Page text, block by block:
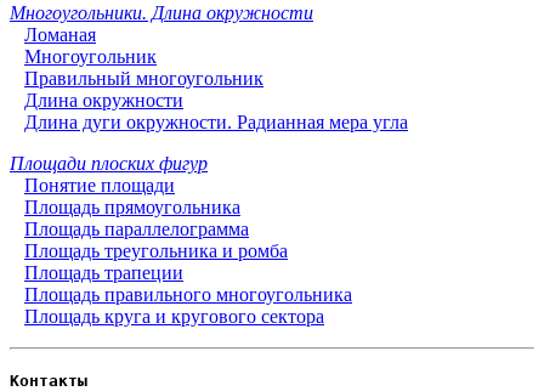
Многоугольники. Длина окружности
Ломаная
Многоугольник
Правильный многоугольник
Длина окружности
Длина дуги окружности. Радианная мера угла
Площади плоских фигур
Понятие площади
Площадь прямоугольника
Площадь параллелограмма
Площадь треугольника и ромба
Площадь трапеции
Площадь правильного многоугольника
Площадь круга и кругового сектора
Контакты